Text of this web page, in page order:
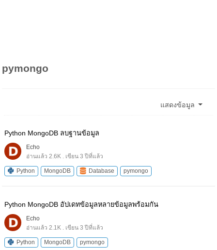
pymongo
แสดงข้อมูล
Python MongoDB ลบฐานข้อมูล
Echo
อ่านแล้ว 2.6K . เขียน 3 ปีที่แล้ว
Python MongoDB Database pymongo
Python MongoDB อัปเดทข้อมูลหลายข้อมูลพร้อมกัน
Echo
อ่านแล้ว 2.1K . เขียน 3 ปีที่แล้ว
Python MongoDB pymongo